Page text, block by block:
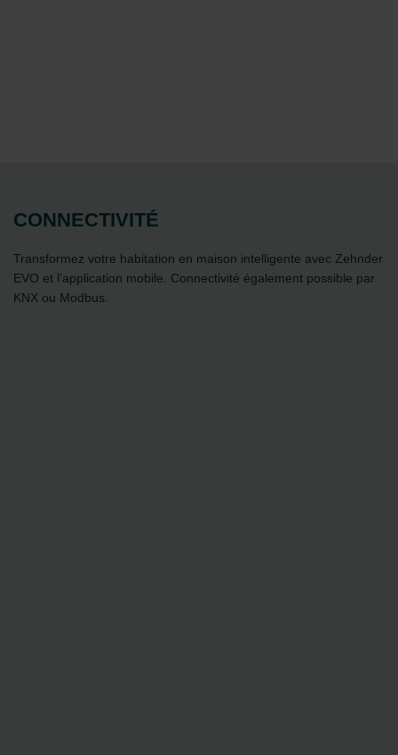
CONNECTIVITÉ
Transformez votre habitation en maison intelligente avec Zehnder
EVO et l’application mobile. Connectivité également possible par
KNX ou Modbus.